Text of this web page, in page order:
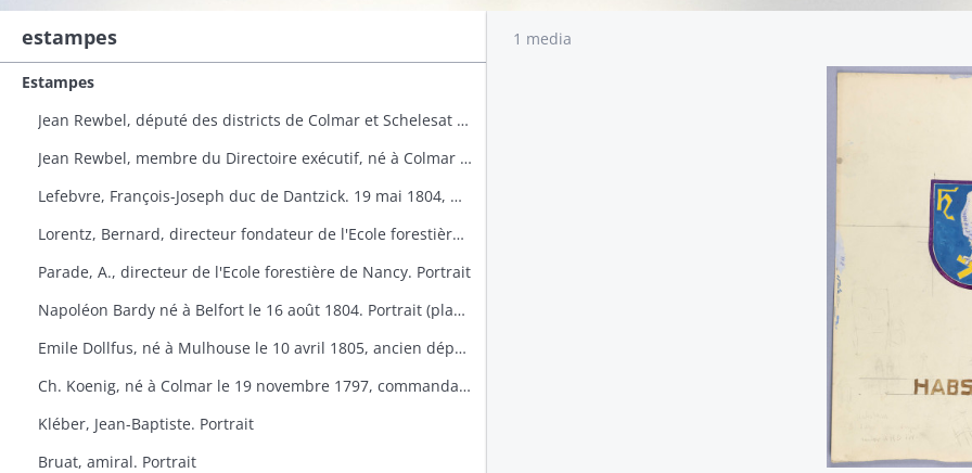
estampes
Estampes
Jean Rewbel, député des districts de Colmar et Schelesat à l'Assemblée nationale en 1789. Portrait
Jean Rewbel, membre du Directoire exécutif, né à Colmar en 1746. Portrait
Lefebvre, François-Joseph duc de Dantzick. 19 mai 1804, maréchal de France. Portrait (Planche de la Galerie historique de Versailles n° 1539)
Lorentz, Bernard, directeur fondateur de l'Ecole forestière à Nancy. Portrait
Parade, A., directeur de l'Ecole forestière de Nancy. Portrait
Napoléon Bardy né à Belfort le 16 août 1804. Portrait (planche de la Galerie des représentants du peuple, 1848)
Emile Dollfus, né à Mulhouse le 10 avril 1805, ancien député. Portrait (planche de la Galerie des représentants du peuple, 1848)
Ch. Koenig, né à Colmar le 19 novembre 1797, commandant de la Garde nationale de Colmar. Portrait (planche de la Galerie des représentants du peuple, 1848)
Kléber, Jean-Baptiste. Portrait
Bruat, amiral. Portrait
1 media